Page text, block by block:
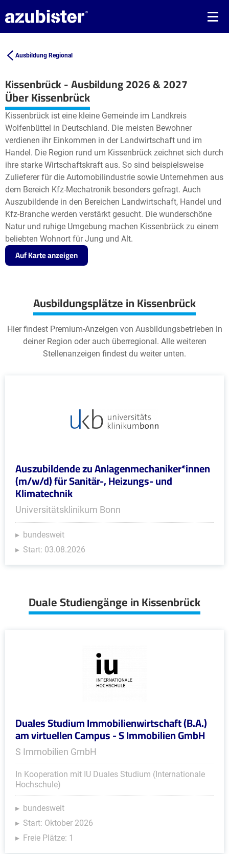
Ausbildung Regional
Kissenbrück - Ausbildung 2026 & 2027
+
−
Leaflet| ©OpenStreetMap2
Über Kissenbrück
Kissenbrück ist eine kleine Gemeinde im Landkreis
Wolfenbüttel in Deutschland. Die meisten Bewohner
verdienen ihr Einkommen in der Landwirtschaft und im
Handel. Die Region rund um Kissenbrück zeichnet sich durch
ihre starke Wirtschaftskraft aus. So sind beispielsweise
Zulieferer für die Automobilindustrie sowie Unternehmen aus
dem Bereich Kfz-Mechatronik besonders gefragt. Auch
Auszubildende in den Bereichen Landwirtschaft, Handel und
Kfz-Branche werden verstärkt gesucht. Die wunderschöne
Natur und ruhige Umgebung machen Kissenbrück zu einem
beliebten Wohnort für Jung und Alt.
Auf Karte anzeigen
Ausbildungsplätze in Kissenbrück
Hier findest Premium-Anzeigen von Ausbildungsbetrieben in
deiner Region oder auch überregional. Alle weiteren
Stellenanzeigen findest du weiter unten.
Auszubildende zu Anlagenmechaniker*innen
(m/w/d) für Sanitär-, Heizungs- und
Klimatechnik
Universitätsklinikum Bonn
bundesweit
Start: 03.08.2026
Duale Studiengänge in Kissenbrück
Duales Studium Immobilienwirtschaft (B.A.)
am virtuellen Campus - S Immobilien GmbH
S Immobilien GmbH
In Kooperation mit IU Duales Studium (Internationale
Hochschule)
bundesweit
Start: Oktober 2026
Freie Plätze: 1